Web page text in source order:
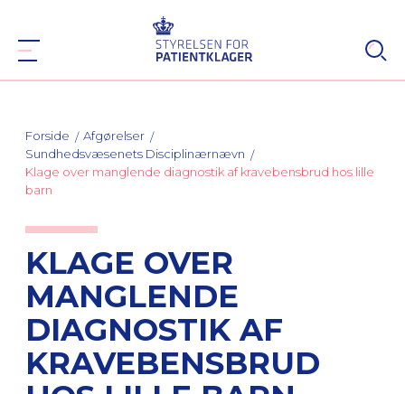
Forside
Afgørelser
Sundhedsvæsenets Disciplinærnævn
Klage over manglende diagnostik af kravebensbrud hos lille
barn
KLAGE OVER
MANGLENDE
DIAGNOSTIK AF
KRAVEBENSBRUD